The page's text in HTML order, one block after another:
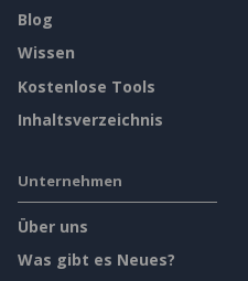
Blog
Wissen
Kostenlose Tools
Inhaltsverzeichnis
Unternehmen
Über uns
Was gibt es Neues?